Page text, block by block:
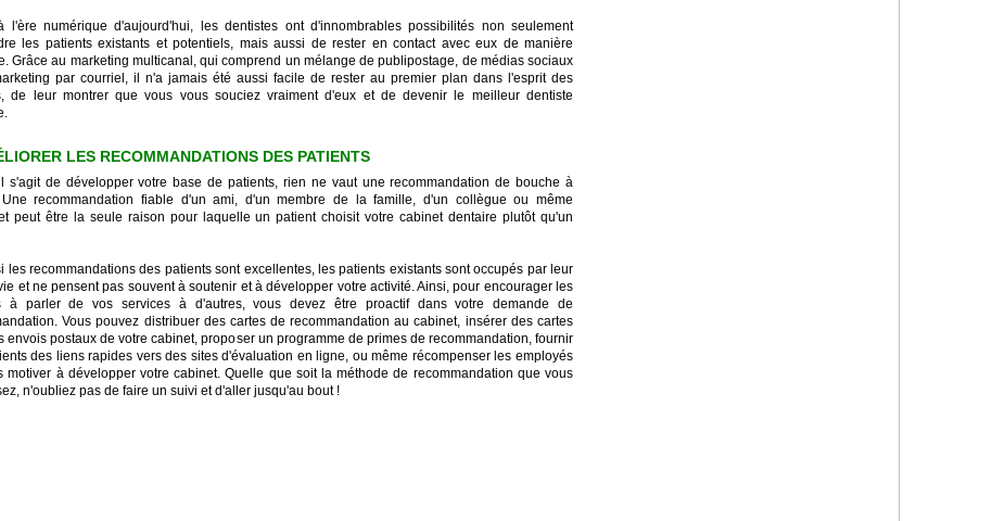
l'ère numérique d'aujourd'hui, les dentistes ont d'innombrables possibilités non seulement
les patients existants et potentiels, mais aussi de rester en contact avec eux de manière
Grâce au marketing multicanal, qui comprend un mélange de publipostage, de médias sociaux
par courriel, il n'a jamais été aussi facile de rester au premier plan dans l'esprit des
de leur montrer que vous vous souciez vraiment d'eux et de devenir le meilleur dentiste
LES RECOMMANDATIONS DES PATIENTS
s'agit de développer votre base de patients, rien ne vaut une recommandation de bouche à
recommandation fiable d'un ami, d'un membre de la famille, d'un collègue ou même
peut être la seule raison pour laquelle un patient choisit votre cabinet dentaire plutôt qu'un
les recommandations des patients sont excellentes, les patients existants sont occupés par leur
et ne pensent pas souvent à soutenir et à développer votre activité. Ainsi, pour encourager les
à parler de vos services à d'autres, vous devez être proactif dans votre demande de
Vous pouvez distribuer des cartes de recommandation au cabinet, insérer des cartes
envois postaux de votre cabinet, proposer un programme de primes de recommandation, fournir
des liens rapides vers des sites d'évaluation en ligne, ou même récompenser les employés
motiver à développer votre cabinet. Quelle que soit la méthode de recommandation que vous
n'oubliez pas de faire un suivi et d'aller jusqu'au bout !